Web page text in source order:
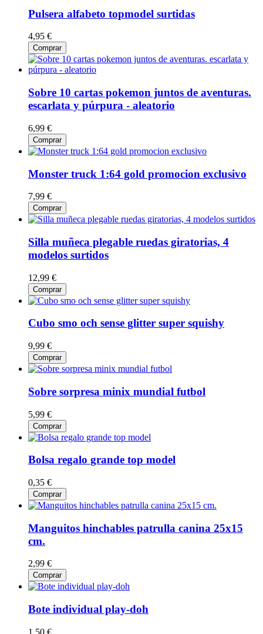
Pulsera alfabeto topmodel surtidas
4,95 €
Comprar
Sobre 10 cartas pokemon juntos de aventuras.
escarlata y púrpura - aleatorio
6,99 €
Comprar
Monster truck 1:64 gold promocion exclusivo
7,99 €
Comprar
Silla muñeca plegable ruedas giratorias, 4
modelos surtidos
12,99 €
Comprar
Cubo smo och sense glitter super squishy
9,99 €
Comprar
Sobre sorpresa minix mundial futbol
5,99 €
Comprar
Bolsa regalo grande top model
0,35 €
Comprar
Manguitos hinchables patrulla canina 25x15
cm.
2,99 €
Comprar
Bote individual play-doh
1,50 €